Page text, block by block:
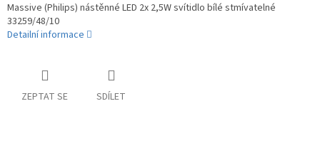
Massive (Philips) nástěnné LED 2x 2,5W svítidlo bílé stmívatelné
33259/48/10
Detailní informace
ZEPTAT SE SDÍLET